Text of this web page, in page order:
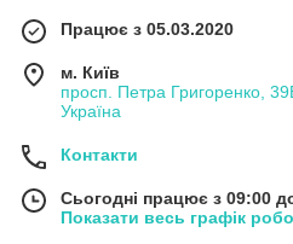
Працює з 05.03.2020
м. Київ
просп. Петра Григоренко,
Україна
Контакти
Сьогодні працює з 09:00
Показати весь графік